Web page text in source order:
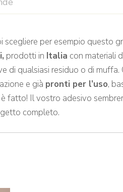
scegliere per esempio questo
prodotti in Italia con materiali
di qualsiasi residuo o di muffa.
e già pronti per l’uso,
fatto! Il vostro adesivo
completo.